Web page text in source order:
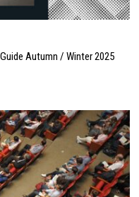
Autumn / Winter 2025